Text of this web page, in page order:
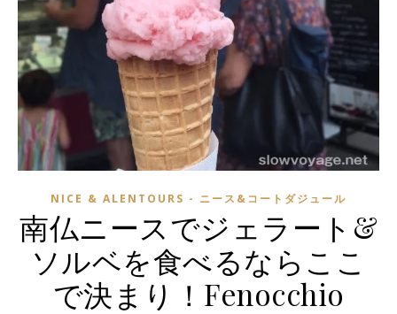
NICE & ALENTOURS - ニース&コートダジュール
南仏ニースでジェラート&
ソルベを食べるならここ
で決まり！Fenocchio